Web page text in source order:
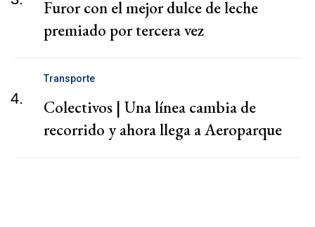
Furor con el mejor dulce de leche
premiado por tercera vez
4.
Transporte
Colectivos | Una línea cambia de
recorrido y ahora llega a Aeroparque